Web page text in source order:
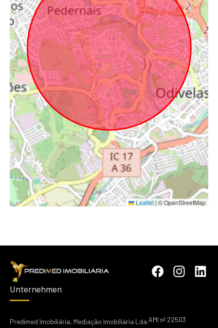
Leaflet | © OpenStreetMap
Unternehmen
Predimed Imobiliária, Mediação Imobiliária Lda.AMI nº 22503